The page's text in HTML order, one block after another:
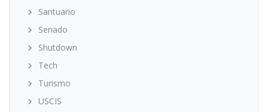
Santuario
Senado
Shutdown
Tech
Turismo
USCIS